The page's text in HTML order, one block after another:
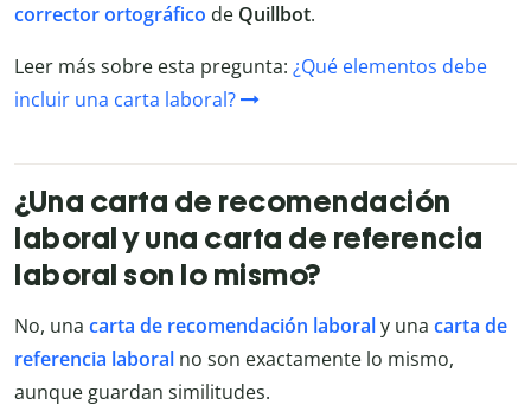
corrector ortográfico de Quillbot.
Leer más sobre esta pregunta: ¿Qué elementos debe
incluir una carta laboral?
¿Una carta de recomendación
laboral y una carta de referencia
laboral son lo mismo?
No, una carta de recomendación laboraly una carta de
referencia laboral no son exactamente lo mismo,
aunque guardan similitudes.